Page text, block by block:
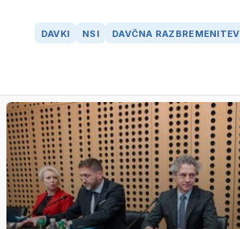
DAVKI NSI DAVČNA RAZBREMENITEV